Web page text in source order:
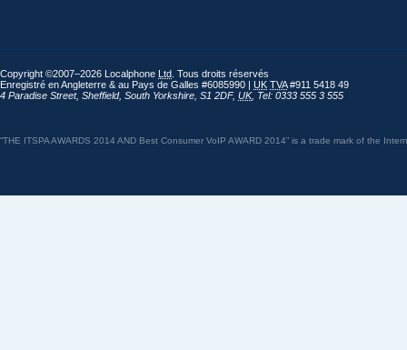
Copyright ©2007–2026 Localphone Ltd . Tous droits réservés
Enregistré en Angleterre & au Pays de Galles #6085990 | UK TVA#911 5418 49
4 Paradise Street, Sheffield, South Yorkshire S1 2DF, UK, Tel: 0333 555 3 555
“THE ITSPA AWARDS 2014 AND Best Consumer VoIP AWARD 2014” is a trade mark of the